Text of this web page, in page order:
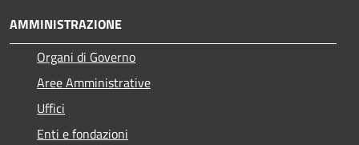
AMMINISTRAZIONE
Organi di Governo
Aree Amministrative
Uffici
Enti e fondazioni